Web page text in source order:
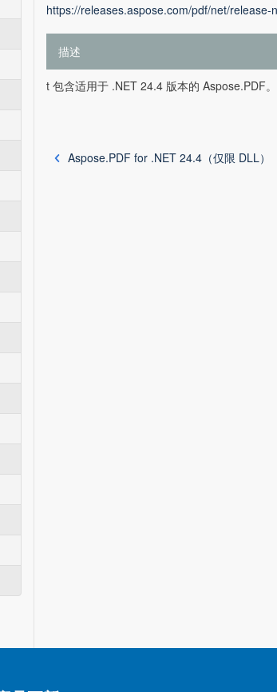
https://releases.aspose.com/pdf/net/
描述
t 包含适用于 .NET 24.4 版本的 Aspose.PDF。
Aspose.PDF for .NET 24.4（仅限 DLL）